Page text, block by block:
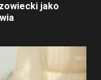
jako